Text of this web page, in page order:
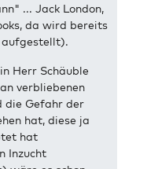
... Jack London,
da wird bereits
aufgestellt).
Herr Schäuble
verbliebenen
die Gefahr der
hat, diese ja
hat
Inzucht